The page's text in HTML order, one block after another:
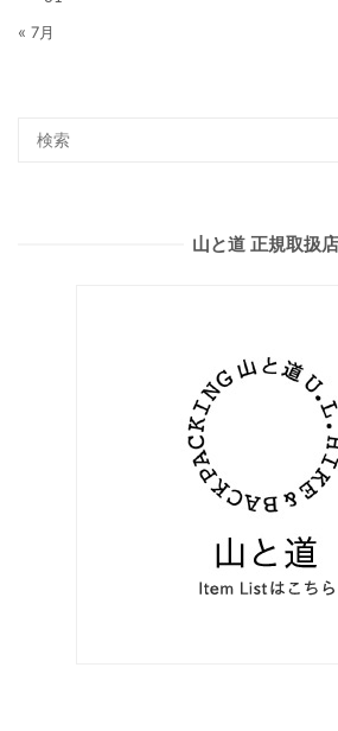
« 7月
山と道 正規取扱店